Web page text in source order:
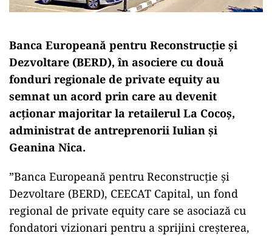
Banca Europeană pentru Reconstrucţie şi
Dezvoltare (BERD), în asociere cu două
fonduri regionale de private equity au
semnat un acord prin care au devenit
acționar majoritar la retailerul La Cocoș,
administrat de antreprenorii Iulian și
Geanina Nica.
”Banca Europeană pentru Reconstrucţie şi
Dezvoltare (BERD), CEECAT Capital, un fond
regional de private equity care se asociază cu
fondatori vizionari pentru a sprijini creşterea,